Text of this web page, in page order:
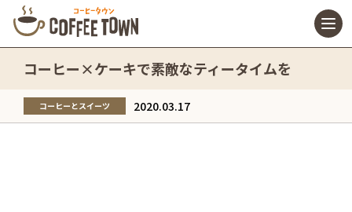
コーヒー×ケーキで素敵なティータイムを
コーヒーとスイーツ 2020.03.17